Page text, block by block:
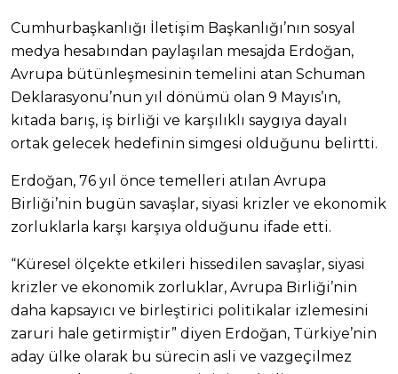
Cumhurbaşkanlığı İletişim Başkanlığı’nın sosyal
medya hesabından paylaşılan mesajda Erdoğan,
Avrupa bütünleşmesinin temelini atan Schuman
Deklarasyonu’nun yıl dönümü olan 9 Mayıs’ın,
kıtada barış, iş birliği ve karşılıklı saygıya dayalı
ortak gelecek hedefinin simgesi olduğunu belirtti.
Erdoğan, 76 yıl önce temelleri atılan Avrupa
Birliği’nin bugün savaşlar, siyasi krizler ve ekonomik
zorluklarla karşı karşıya olduğunu ifade etti.
“Küresel ölçekte etkileri hissedilen savaşlar, siyasi
krizler ve ekonomik zorluklar, Avrupa Birliği’nin
daha kapsayıcı ve birleştirici politikalar izlemesini
zaruri hale getirmiştir” diyen Erdoğan, Türkiye’nin
aday ülke olarak bu sürecin asli ve vazgeçilmez